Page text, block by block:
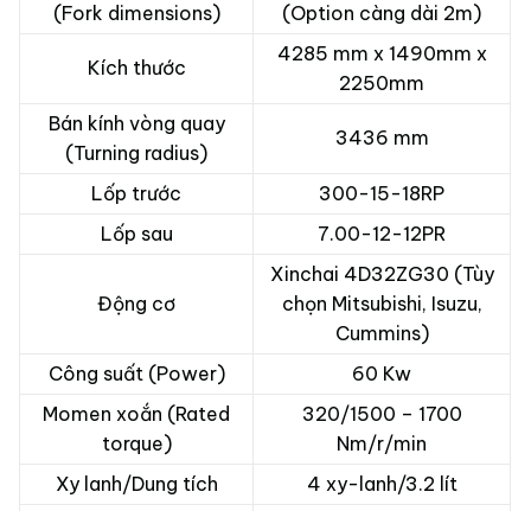
(Fork dimensions)
(Option càng dài 2m)
Kích thước
4285 mm x 1490mm x
2250mm
Bán kính vòng quay
(Turning radius)
3436 mm
Lốp trước
300-15-18RP
Lốp sau
7.00-12-12PR
Động cơ
Xinchai 4D32ZG30 (Tùy
chọn Mitsubishi, Isuzu,
Cummins)
Công suất (Power)
60 Kw
Momen xoắn (Rated
torque)
320/1500 – 1700
Nm/r/min
Xy lanh/Dung tích
4 xy-lanh/3.2 lít